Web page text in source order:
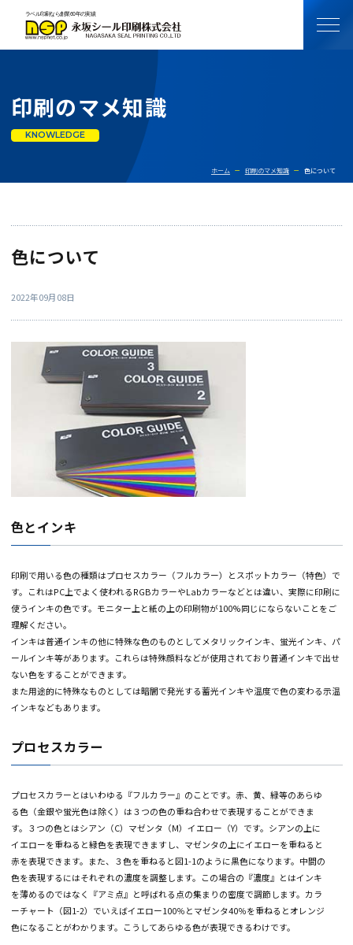
印刷のマメ知識
色とインキ
印刷で用いる色の種類はプロセスカラー（フルカラー）とスポットカラー（特
す。これはPC上でよく使われるRGBカラーやLabカラーなどとは違い、実際に
使うインキの色です。モニター上と紙の上の印刷物が100%同じにならないこ
理解ください。
インキは普通インキの他に特殊な色のものとしてメタリックインキ、蛍光イン
ない色をすることができます。
また用途的に特殊なものとしては暗闇で発光する蓄光インキや温度で色の変わ
プロセスカラー
プロセスカラーとはいわゆる『フルカラー』のことです。赤、黄、緑等のあら
る色（金銀や蛍光色は除く）は３つの色の重ね合わせで表現することができま
す。３つの色とはシアン（C）マゼンタ（M）イエロー（Y）です。シアンの上